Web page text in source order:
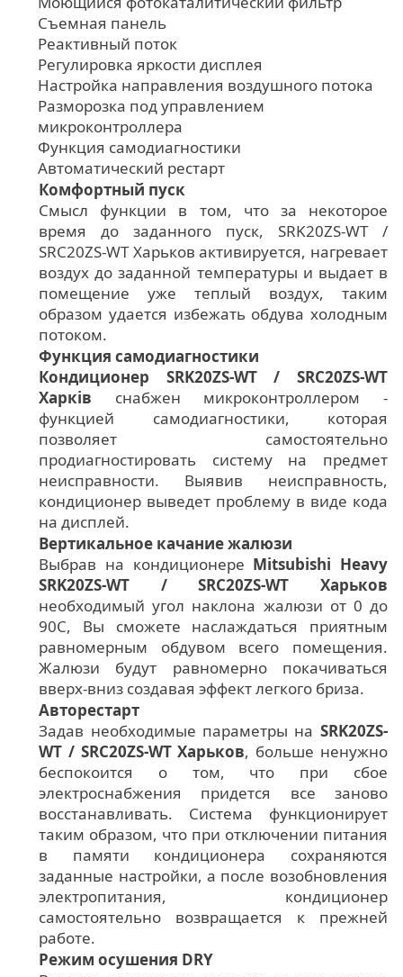
Съемная панель
Реактивный поток
Регулировка яркости дисплея
Настройка направления воздушного потока
Разморозка под управлением
микроконтроллера
Функция самодиагностики
Автоматический рестарт
Комфортный пуск
Смысл функции в том, что за некоторое
время до заданного пуск, SRK20ZS-WT /
SRC20ZS-WT Харьков активируется, нагревает
воздух до заданной температуры и выдает в
помещение уже теплый воздух, таким
образом удается избежать обдува холодным
потоком.
Функция самодиагностики
Кондиционер SRK20ZS-WT / SRC20ZS-WT
Харків снабжен микроконтроллером -
функцией самодиагностики, которая
позволяет самостоятельно
продиагностировать систему на предмет
неисправности. Выявив неисправность,
кондиционер выведет проблему в виде кода
на дисплей.
Вертикальное качание жалюзи
Выбрав на кондиционере Mitsubishi Heavy
SRK20ZS-WT / SRC20ZS-WT Харьков
необходимый угол наклона жалюзи от 0 до
90С, Вы сможете наслаждаться приятным
равномерным обдувом всего помещения.
Жалюзи будут равномерно покачиваться
вверх-вниз создавая эффект легкого бриза.
Авторестарт
Задав необходимые параметры на SRK20ZS-
WT / SRC20ZS-WT Харьков, больше ненужно
беспокоится о том, что при сбое
электроснабжения придется все заново
восстанавливать. Система функционирует
таким образом, что при отключении питания
в памяти кондиционера сохраняются
заданные настройки, а после возобновления
электропитания, кондиционер
самостоятельно возвращается к прежней
работе.
Режим осушения DRY